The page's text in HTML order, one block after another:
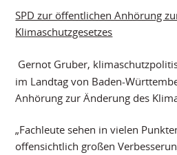
SPD zur öffentlichen Anhörung
Klimaschutzgesetzes
Gernot Gruber,
im Landtag von Baden-
Anhörung zur Änderung des
„Fachleute sehen in vielen
offensichtlich großen